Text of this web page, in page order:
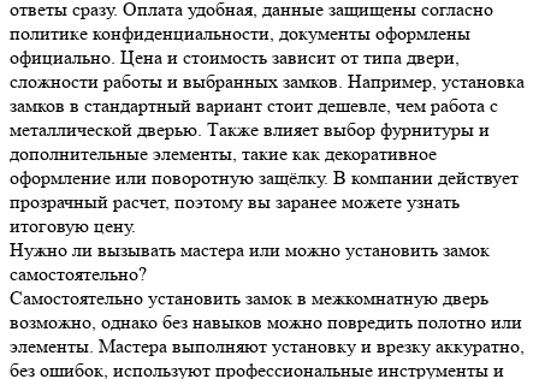
ответы сразу. Оплата удобная, данные защищены согласно
политике конфиденциальности, документы оформлены
официально. Цена и стоимость зависит от типа двери,
сложности работы и выбранных замков. Например, установка
замков в стандартный вариант стоит дешевле, чем работа с
металлической дверью. Также влияет выбор фурнитуры и
дополнительные элементы, такие как декоративное
оформление или поворотную защёлку. В компании действует
прозрачный расчет, поэтому вы заранее можете узнать
итоговую цену.
Нужно ли вызывать мастера или можно установить замок
самостоятельно?
Самостоятельно установить замок в межкомнатную дверь
возможно, однако без навыков можно повредить полотно или
элементы. Мастера выполняют установку и врезку аккуратно,
без ошибок, используют профессиональные инструменты и